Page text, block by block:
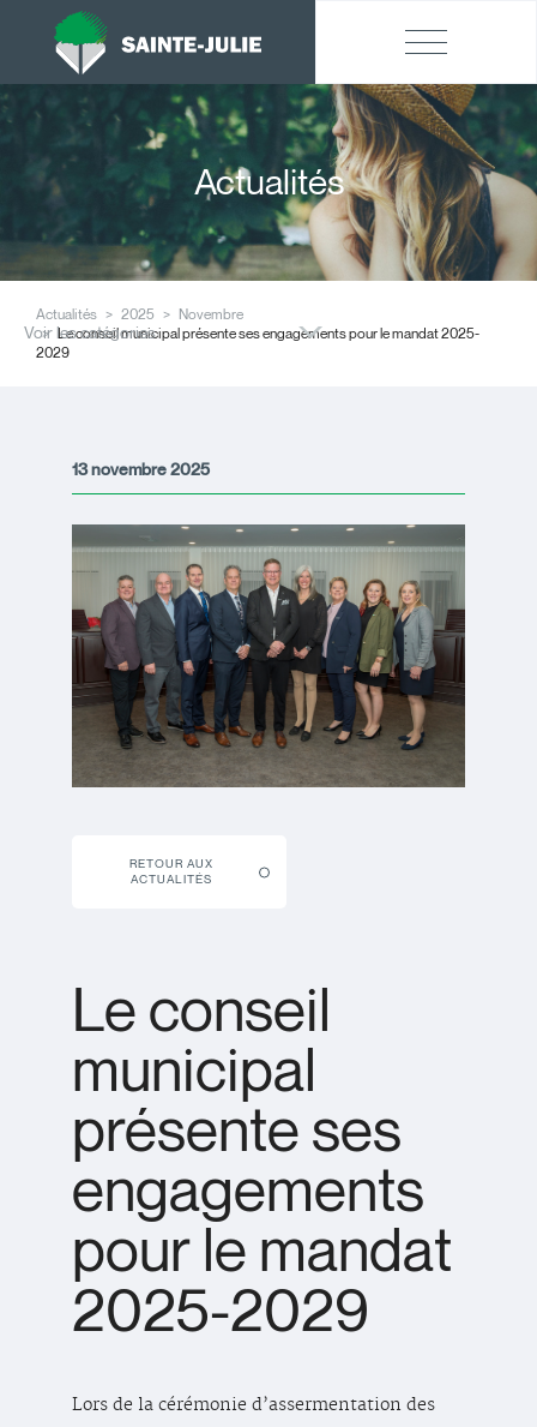
Actualités
Actualités 2025
Novembre
Le conseil municipal présente ses engagements pour le mandat 2025-
2029
Voir les catégories
13 novembre 2025
RETOUR AUX
ACTUALITÉS
Le conseil
municipal
présente ses
engagements
pour le mandat
2025-2029
Lors de la cérémonie d’assermentation des